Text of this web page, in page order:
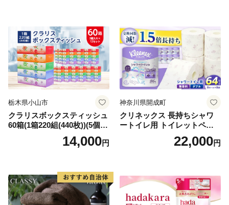
倶知安町 日用品
栃木県小山市
クラリスボックスティッシュ
60箱(1箱220組(440枚))(5個入
り×12セット)【1256759】
14,000円
神奈川県開成町
クリネックス 長持ちシャワ
ートイレ用 トイレットペー
パー（ダブル）64ロール(8ロ
ール×8パック) 開成町 トイレ
蓄 防災 エコ 消耗品 生活雑貨
生活用品 無香料 トイレット
ペーパー ダブル といれっと
ぺーぱー トイレ クレシア ト
22,000円